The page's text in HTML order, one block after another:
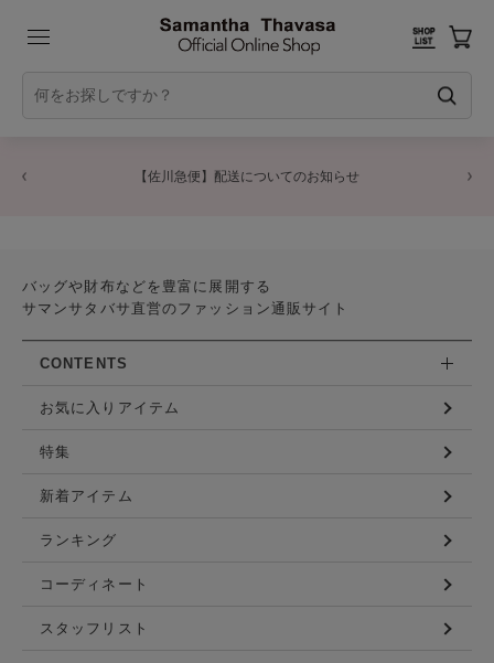
【佐川急便】配送についてのお知らせ
バッグや財布などを豊富に展開する
サマンサタバサ直営のファッション通販サイト
CONTENTS
お気に入りアイテム
特集
新着アイテム
ランキング
コーディネート
スタッフリスト